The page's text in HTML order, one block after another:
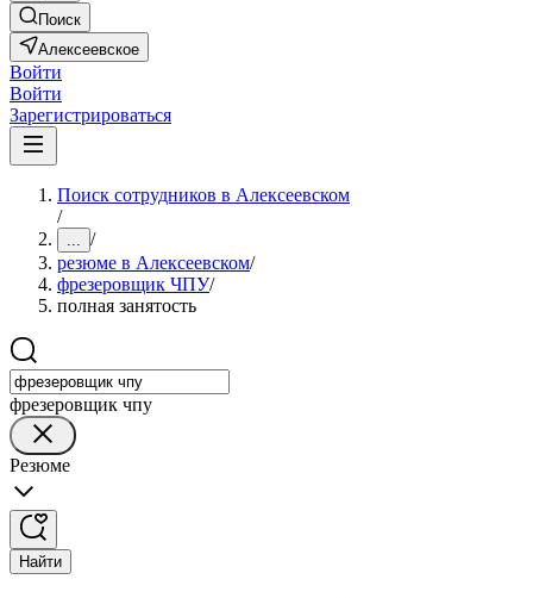
Поиск
Алексеевское
Войти
Войти
Зарегистрироваться
Поиск сотрудников в Алексеевском
/
... /
резюме в Алексеевском/
фрезеровщик ЧПУ/
полная занятость
фрезеровщик чпу
Резюме
Найти